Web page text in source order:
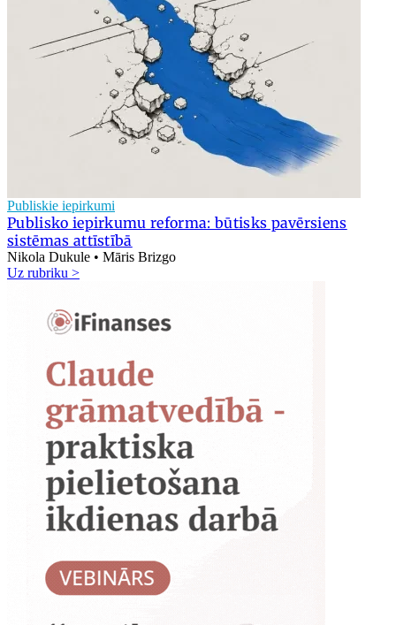
Publiskie iepirkumi
Publisko iepirkumu reforma: būtisks pavērsiens
sistēmas attīstībā
Nikola Dukule • Māris Brizgo
Uz rubriku >